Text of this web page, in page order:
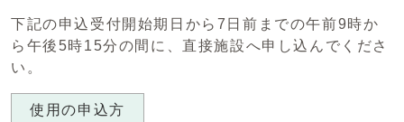
下記の申込受付開始期日から7日前までの午前9時か
ら午後5時15分の間に、直接施設へ申し込んでくださ
い。
使用の申込方